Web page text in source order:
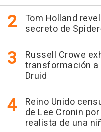
Tom Holland
secreto de
Russell Crowe
transformación a
Druid
Reino Unido
de Lee Cronin
realista de una